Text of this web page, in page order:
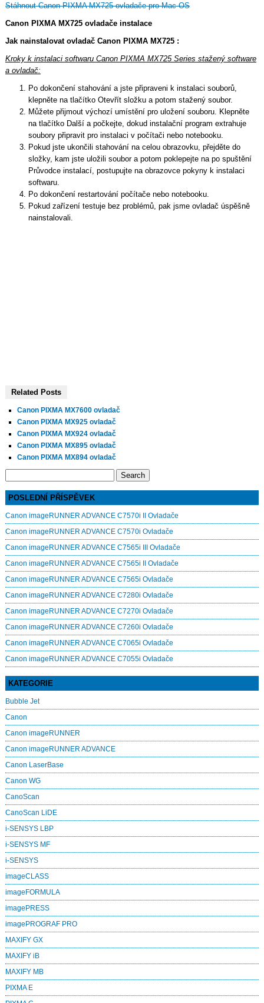
Stáhnout Canon PIXMA MX725 ovladače pro Mac OS
Canon PIXMA MX725 ovladače instalace
Jak nainstalovat ovladač Canon PIXMA MX725 :
Kroky k instalaci softwaru Canon PIXMA MX725 Series stažený software
a ovladač:
Po dokončení stahování a jste připraveni k instalaci souborů,
klepněte na tlačítko Otevřít složku a potom stažený soubor.
Můžete přijmout výchozí umístění pro uložení souboru. Klepněte
na tlačítko Další a počkejte, dokud instalační program extrahuje
soubory připravit pro instalaci v počítači nebo notebooku.
Pokud jste ukončili stahování na celou obrazovku, přejděte do
složky, kam jste uložili soubor a potom poklepejte na po spuštění
Průvodce instalací, postupujte na obrazovce pokyny k instalaci
softwaru.
Po dokončení restartování počítače nebo notebooku.
Pokud zařízení testuje bez problémů, pak jsme ovladač úspěšně
nainstalovali.
Related Posts
Canon PIXMA MX7600 ovladač
Canon PIXMA MX925 ovladač
Canon PIXMA MX924 ovladač
Canon PIXMA MX895 ovladač
Canon PIXMA MX894 ovladač
POSLEDNÍ PŘÍSPĚVEK
Canon imageRUNNER ADVANCE C7570i II Ovladače
Canon imageRUNNER ADVANCE C7570i Ovladače
Canon imageRUNNER ADVANCE C7565i III Ovladače
Canon imageRUNNER ADVANCE C7565i II Ovladače
Canon imageRUNNER ADVANCE C7565i Ovladače
Canon imageRUNNER ADVANCE C7280i Ovladače
Canon imageRUNNER ADVANCE C7270i Ovladače
Canon imageRUNNER ADVANCE C7260i Ovladače
Canon imageRUNNER ADVANCE C7065i Ovladače
Canon imageRUNNER ADVANCE C7055i Ovladače
KATEGORIE
Bubble Jet
Canon
Canon imageRUNNER
Canon imageRUNNER ADVANCE
Canon LaserBase
Canon WG
CanoScan
CanoScan LiDE
i-SENSYS LBP
i-SENSYS MF
i‑SENSYS
imageCLASS
imageFORMULA
imagePRESS
imagePROGRAF PRO
MAXIFY GX
MAXIFY iB
MAXIFY MB
PIXMA E